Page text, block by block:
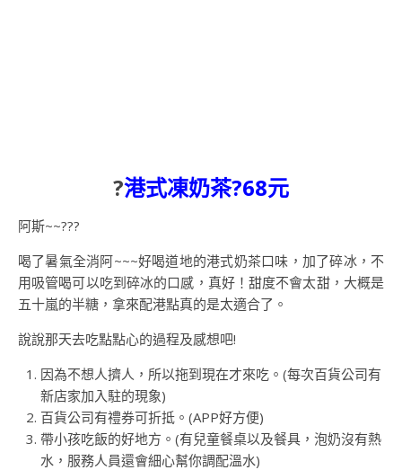
?港式凍奶茶?68元
阿斯~~???
喝了暑氣全消阿~~~好喝道地的港式奶茶口味，加了碎冰，不
用吸管喝可以吃到碎冰的口感，真好！甜度不會太甜，大概是
五十嵐的半糖，拿來配港點真的是太適合了。
說說那天去吃點點心的過程及感想吧!
因為不想人擠人，所以拖到現在才來吃。(每次百貨公司有
新店家加入駐的現象)
百貨公司有禮券可折抵。(APP好方便)
帶小孩吃飯的好地方。(有兒童餐桌以及餐具，泡奶沒有熱
水，服務人員還會細心幫你調配溫水)